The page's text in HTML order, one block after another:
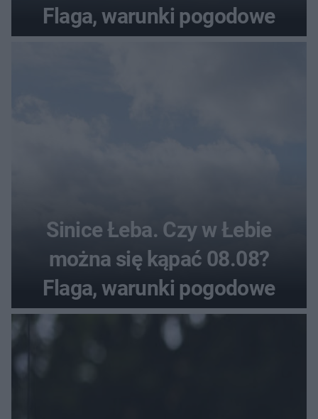
Flaga, warunki pogodowe
Sinice Łeba. Czy w Łebie
można się kąpać 08.08?
Flaga, warunki pogodowe